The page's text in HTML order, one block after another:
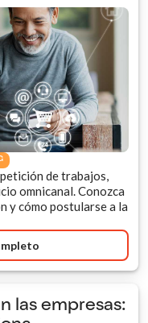
de trabajos,
omnicanal. Conozca
y cómo postularse a la
las empresas: